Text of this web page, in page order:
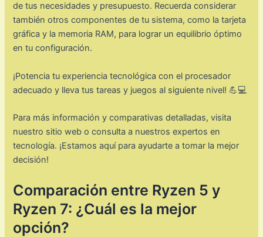
de tus necesidades y presupuesto. Recuerda considerar
también otros componentes de tu sistema, como la tarjeta
gráfica y la memoria RAM, para lograr un equilibrio óptimo
en tu configuración.
¡Potencia tu experiencia tecnológica con el procesador
adecuado y lleva tus tareas y juegos al siguiente nivel! 💪💻
Para más información y comparativas detalladas, visita
nuestro sitio web o consulta a nuestros expertos en
tecnología. ¡Estamos aquí para ayudarte a tomar la mejor
decisión!
Comparación entre Ryzen 5 y
Ryzen 7: ¿Cuál es la mejor
opción?